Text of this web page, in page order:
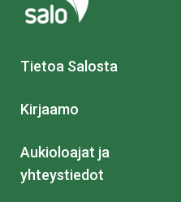
Tietoa Salosta
Kirjaamo
Aukioloajat ja
yhteystiedot